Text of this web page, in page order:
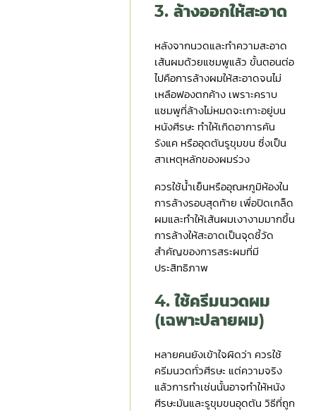
3. ล้างออกให้สะอาด
หลังจากนวดและทำความสะอาด
เส้นผมด้วยแชมพูแล้ว ขั้นตอนต่อ
ไปคือการล้างผมให้สะอาดจนไม่
เหลือฟองตกค้าง เพราะคราบ
แชมพูที่ล้างไม่หมดจะเกาะอยู่บน
หนังศีรษะ ทำให้เกิดอาการคัน
รังแค หรืออุดตันรูขุมขน ซึ่งเป็น
สาเหตุหลักของผมร่วง
ควรใช้น้ำเย็นหรืออุณหภูมิห้องใน
การล้างรอบสุดท้าย เพื่อปิดเกล็ด
ผมและทำให้เส้นผมเงางามมากขึ้น
การล้างให้สะอาดเป็นจุดชี้วัด
สำคัญของการสระผมที่มี
ประสิทธิภาพ
4. ใช้ครีมนวดผม
(เฉพาะปลายผม)
หลายคนยังเข้าใจผิดว่า ควรใช้
ครีมนวดทั่วศีรษะ แต่ความจริง
แล้วการทำเช่นนั้นอาจทำให้หนัง
ศีรษะมันและรูขุมขนอุดตัน วิธีที่ถูก